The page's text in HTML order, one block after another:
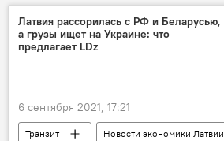
Латвия рассорилась с РФ и Беларусью,
а грузы ищет на Украине: что
предлагает LDz
6 сентября 2021, 17:21
Транзит
Новости экономики Латвии